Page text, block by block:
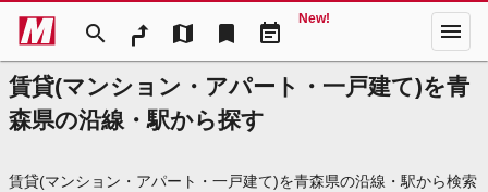
search map bookmark event_note
New! menu
賃貸(マンション・アパート・一戸建て)を青
森県の沿線・駅から探す
賃貸(マンション・アパート・一戸建て)を青森県の沿線・駅から検索